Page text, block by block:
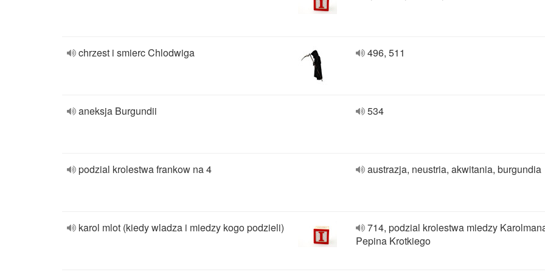
chrzest i smierc Chlodwiga 496, 511
aneksja Burgundii 534
podzial krolestwa frankow na 4 austrazja, neustria, akwitania, burgundia
karol mlot (kiedy wladza i miedzy kogo podzieli)
714, podzial krolestwa miedzy
Pepina Krotkiego